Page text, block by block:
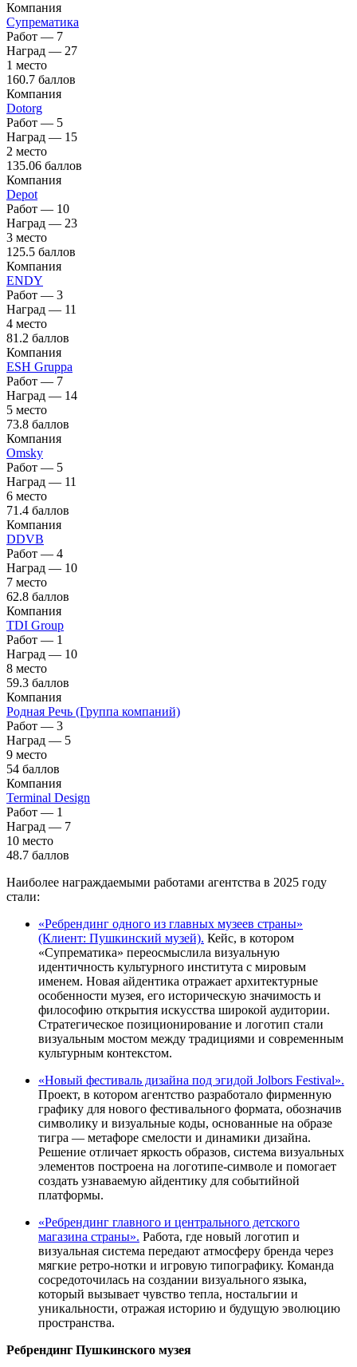
Компания
Супрематика
Работ — 7
Наград — 27
1 место
160.7 баллов
Компания
Dotorg
Работ — 5
Наград — 15
2 место
135.06 баллов
Компания
Depot
Работ — 10
Наград — 23
3 место
125.5 баллов
Компания
ENDY
Работ — 3
Наград — 11
4 место
81.2 баллов
Компания
ESH Gruppa
Работ — 7
Наград — 14
5 место
73.8 баллов
Компания
Omsky
Работ — 5
Наград — 11
6 место
71.4 баллов
Компания
DDVB
Работ — 4
Наград — 10
7 место
62.8 баллов
Компания
TDI Group
Работ — 1
Наград — 10
8 место
59.3 баллов
Компания
Родная Речь (Группа компаний)
Работ — 3
Наград — 5
9 место
54 баллов
Компания
Terminal Design
Работ — 1
Наград — 7
10 место
48.7 баллов
Наиболее награждаемыми работами агентства в 2025 году
стали:
«Ребрендинг одного из главных музеев страны»
(Клиент: Пушкинский музей). Кейc, в котором
«Супрематика» переосмыслила визуальную
идентичность культурного института с мировым
именем. Новая айдентика отражает архитектурные
особенности музея, его историческую значимость и
философию открытия искусства широкой аудитории.
Стратегическое позиционирование и логотип стали
визуальным мостом между традициями и современным
культурным контекстом.
«Новый фестиваль дизайна под эгидой Jolbors Festival».
Проект, в котором агентство разработало фирменную
графику для нового фестивального формата, обозначив
символику и визуальные коды, основанные на образе
тигра — метафоре смелости и динамики дизайна.
Решение отличает яркость образов, система визуальных
элементов построена на логотипе-символе и помогает
создать узнаваемую айдентику для событийной
платформы.
«Ребрендинг главного и центрального детского
магазина страны». Работа, где новый логотип и
визуальная система передают атмосферу бренда через
мягкие ретро-нотки и игровую типографику. Команда
сосредоточилась на создании визуального языка,
который вызывает чувство тепла, ностальгии и
уникальности, отражая историю и будущую эволюцию
пространства.
Ребрендинг Пушкинского музея